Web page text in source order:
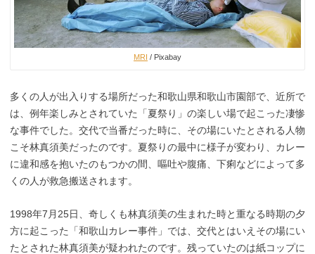
MRI / Pixabay
多くの人が出入りする場所だった和歌山県和歌山市園部で、近所で
は、例年楽しみとされていた「夏祭り」の楽しい場で起こった凄惨
な事件でした。交代で当番だった時に、その場にいたとされる人物
こそ林真須美だったのです。夏祭りの最中に様子が変わり、カレー
に違和感を抱いたのもつかの間、嘔吐や腹痛、下痢などによって多
くの人が救急搬送されます。
1998年7月25日、奇しくも林真須美の生まれた時と重なる時期の夕
方に起こった「和歌山カレー事件」では、交代とはいえその場にい
たとされた林真須美が疑われたのです。残っていたのは紙コップに